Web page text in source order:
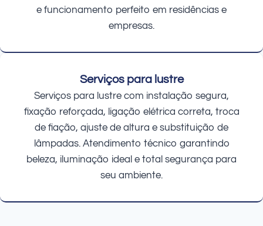
e funcionamento perfeito em residências e
empresas.
Serviços para lustre
Serviços para lustre com instalação segura,
fixação reforçada, ligação elétrica correta, troca
de fiação, ajuste de altura e substituição de
lâmpadas. Atendimento técnico garantindo
beleza, iluminação ideal e total segurança para
seu ambiente.